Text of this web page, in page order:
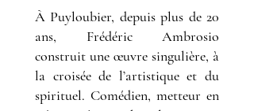
À Puyloubier, depuis plus de 20
ans, Frédéric Ambrosio
construit une œuvre singulière, à
la croisée de l’artistique et du
spirituel. Comédien, metteur en